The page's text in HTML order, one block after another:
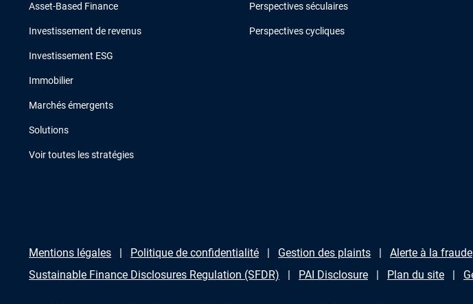
Asset-Based Finance
Investissement de revenus
Investissement ESG
Immobilier
Marchés émergents
Solutions
Voir toutes les stratégies
Perspectives séculaires
Perspectives cycliques
Mentions légales Politique de confidentialité Gestion des plaints Alerte à la fraude
Sustainable Finance Disclosures Regulation (SFDR)
PAI Disclosure Plan du site